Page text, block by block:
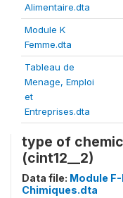
Alimentaire.dta
Module K
Femme.dta
Tableau de
Menage, Emploi
et
Entreprises.dta
type of
(cint12__2)
Data file: Module
Chimiques.dta